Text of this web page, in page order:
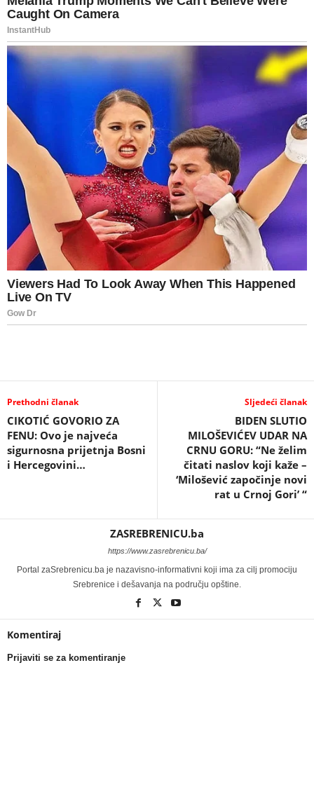
Prethodni članak
CIKOTIĆ GOVORIO ZA
FENU: Ovo je najveća
sigurnosna prijetnja Bosni
i Hercegovini…
Sljedeći članak
BIDEN SLUTIO
MILOŠEVIĆEV UDAR NA
CRNU GORU: “Ne želim
čitati naslov koji kaže –
‘Milošević započinje novi
rat u Crnoj Gori’ “
ZASREBRENICU.ba
https://www.zasrebrenicu.ba/
Portal zaSrebrenicu.ba je nazavisno-informativni koji ima za cilj promociju
Srebrenice i dešavanja na području opštine.
Komentiraj
Prijaviti se za komentiranje